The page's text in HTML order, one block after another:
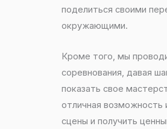
поделиться своими
окружающими.
Кроме того, мы
соревнования, давая
показать свое
отличная возможность
сцены и получить